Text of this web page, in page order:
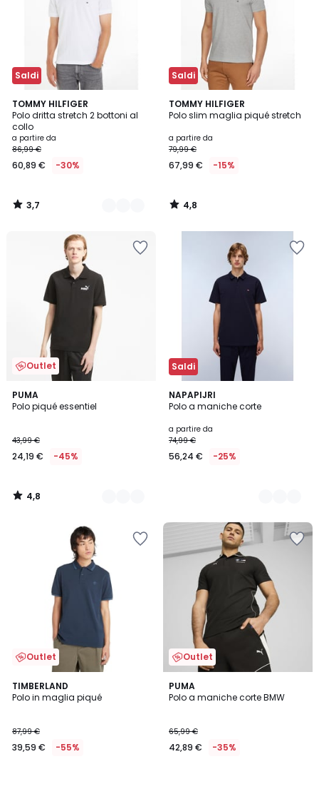
Saldi
TOMMY HILFIGER
Polo dritta stretch 2 bottoni al
collo
a partire da
86,99 €
60,89 € -30%
3,7
/ 5
8
Colori
3,7
/
Saldi
TOMMY HILFIGER
Polo slim maglia piqué stretch
a partire da
79,99 €
67,99 € -15%
4,8
/ 5
4,8
/
Outlet
PUMA
Polo piqué essentiel
43,99 €
24,19 € -45%
4,8
/ 5
4
Colori
4,8
/
Saldi
NAPAPIJRI
Polo a maniche corte
a partire da
74,99 €
56,24 € -25%
3
Colori
Outlet
TIMBERLAND
Polo in maglia piqué
87,99 €
39,59 € -55%
Outlet
PUMA
Polo a maniche corte BMW
65,99 €
42,89 € -35%